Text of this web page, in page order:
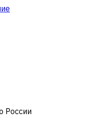
России